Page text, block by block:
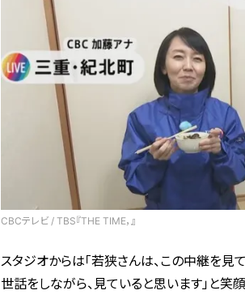
CBCテレビ / TBS『THE TIME，』
スタジオからは「若狭さんは、この中継を見
世話をしながら、見ていると思います」と笑